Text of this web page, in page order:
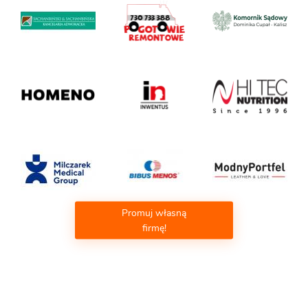
Promuj własną
firmę!